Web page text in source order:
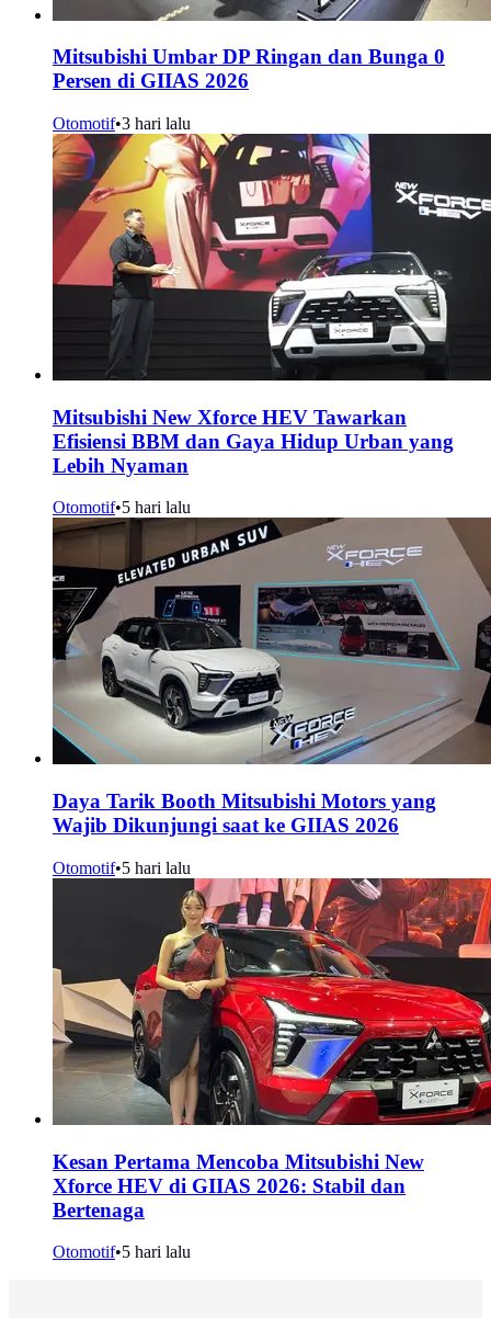
Mitsubishi Umbar DP Ringan dan Bunga 0
Persen di GIIAS 2026
Otomotif•3 hari lalu
Mitsubishi New Xforce HEV Tawarkan
Efisiensi BBM dan Gaya Hidup Urban yang
Lebih Nyaman
Otomotif•5 hari lalu
Daya Tarik Booth Mitsubishi Motors yang
Wajib Dikunjungi saat ke GIIAS 2026
Otomotif•5 hari lalu
Kesan Pertama Mencoba Mitsubishi New
Xforce HEV di GIIAS 2026: Stabil dan
Bertenaga
Otomotif•5 hari lalu